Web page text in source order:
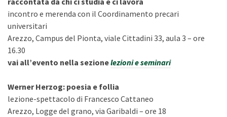
incontro e merenda con il Coordinamento precari
universitari
Arezzo, Campus del Pionta, viale Cittadini 33, aula 3 – ore
16.30
vai all’evento nella sezionelezioni e seminari
Werner Herzog: poesia e follia
lezione-spettacolo di Francesco Cattaneo
Arezzo, Logge del grano, via Garibaldi – ore 18